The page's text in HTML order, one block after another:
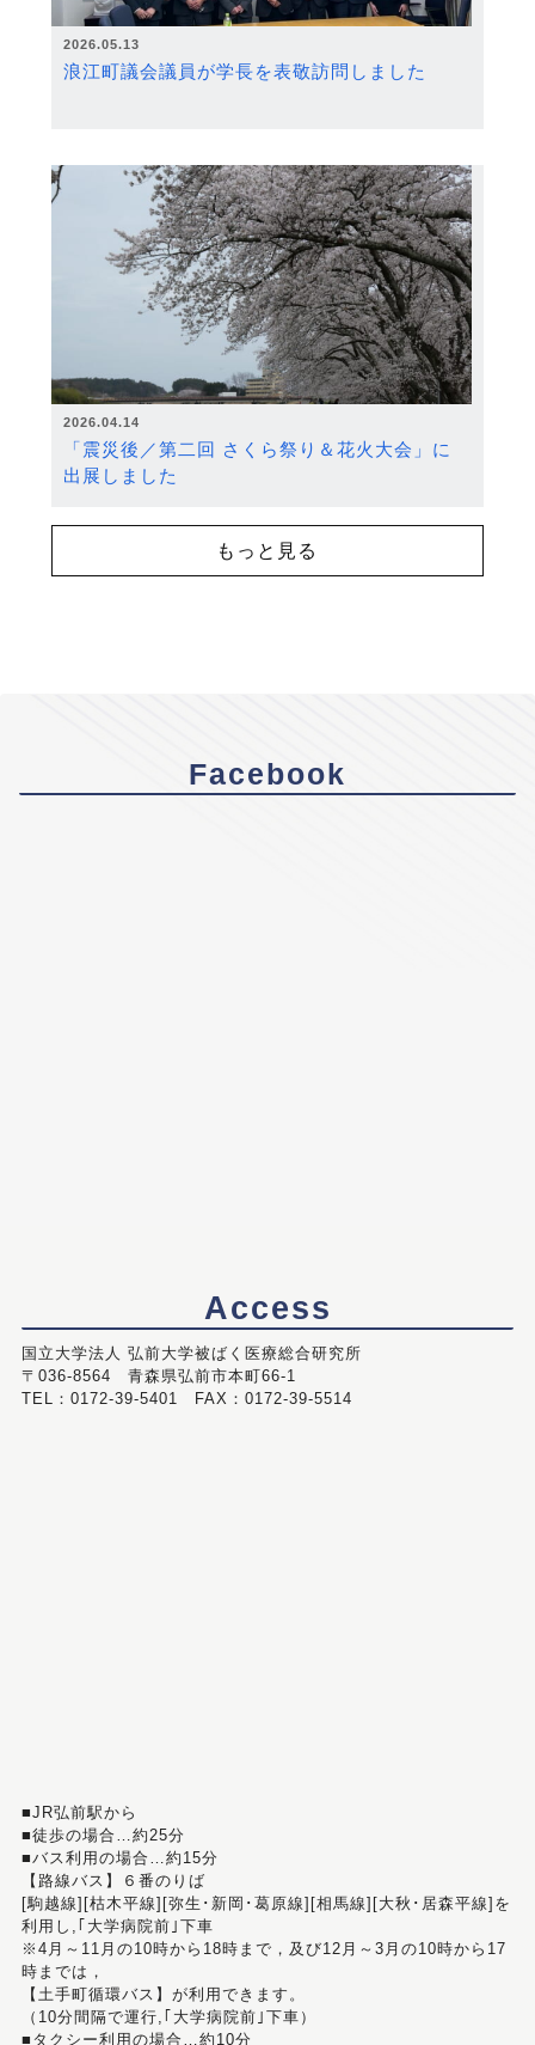
2026.05.13
浪江町議会議員が学長を表敬訪問しました
2026.04.14
「震災後／第二回 さくら祭り＆花火大会」に
出展しました
もっと見る
Facebook
Access
国立大学法人 弘前大学被ばく医療総合研究所
〒036-8564 青森県弘前市本町66-1
TEL：0172-39-5401 FAX：0172-39-5514
■JR弘前駅から
■徒歩の場合…約25分
■バス利用の場合…約15分
【路線バス】６番のりば
[駒越線][枯木平線][弥生･新岡･葛原線][相馬線][大秋･居森平線]を
利用し,｢大学病院前｣下車
※4月～11月の10時から18時まで，及び12月～3月の10時から17
時までは，
【土手町循環バス】が利用できます。
（10分間隔で運行,｢大学病院前｣下車）
■タクシー利用の場合…約10分